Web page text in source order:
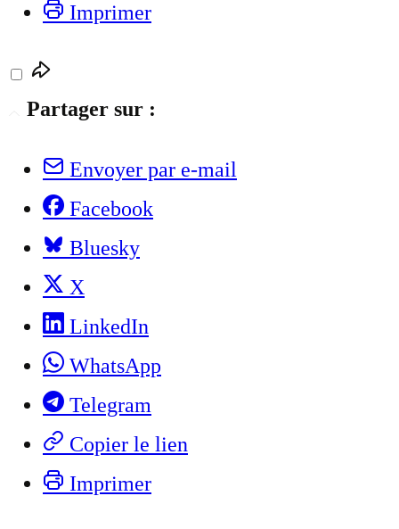
Imprimer
Partager sur :
Envoyer par e-mail
Facebook
Bluesky
X
LinkedIn
WhatsApp
Telegram
Copier le lien
Imprimer